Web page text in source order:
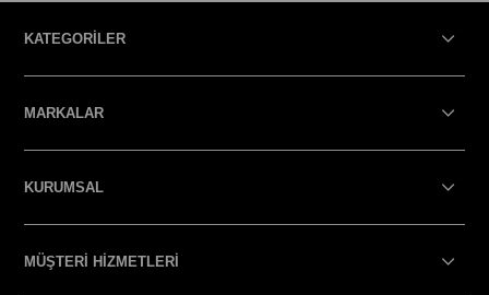
KATEGORİLER
MARKALAR
KURUMSAL
MÜŞTERİ HİZMETLERİ